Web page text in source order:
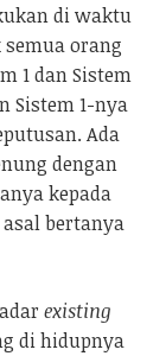
di waktu
orang
1 dan Sistem
Sistem 1-nya
Ada
dengan
kepada
bertanya
existing
di hidupnya